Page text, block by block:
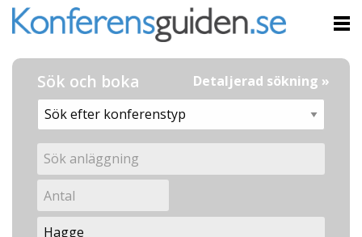
Sök och boka Detaljerad sökning »